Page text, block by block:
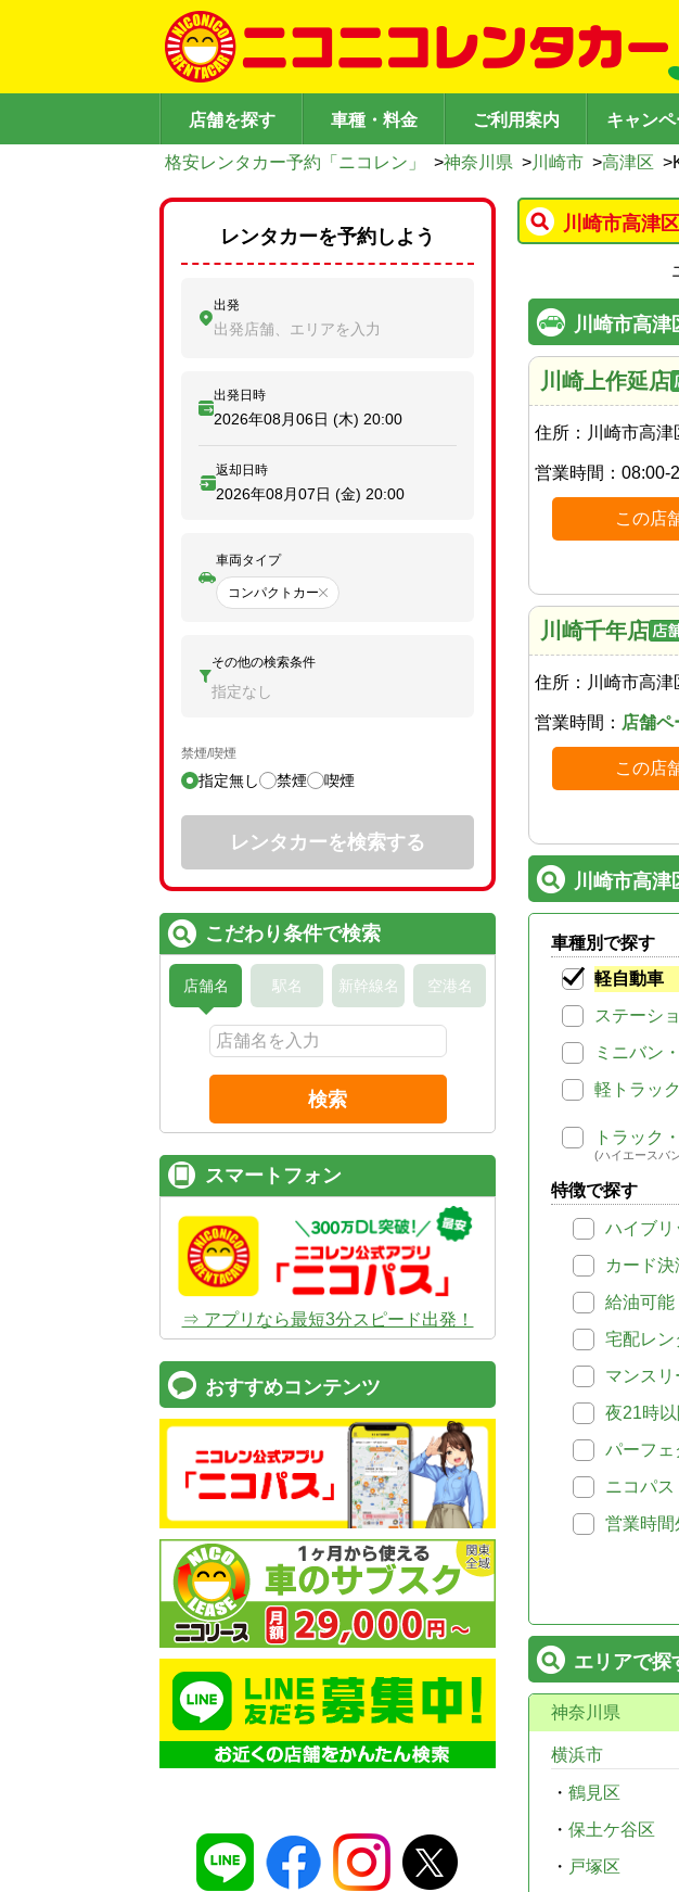
店舗を探す 車種・料金 ご利用案内 キャン
格安レンタカー予約「ニコレン」 >神奈川県 >川崎市 >高津区 >
川崎市高津
川崎市高津
川崎上作延店
住所： 川崎市高
営業時間： 08:00-
この店
川崎千年店
住所： 川崎市高
営業時間： 店舗
この店
川崎市高
車種別で探す
軽自動車
ステーシ
ミニバン
軽トラッ
トラック
(ハイエースバ
特徴で探す
ハイブリ
カード決
給油可能
宅配レン
マンス
夜21時
パーフェ
ニコパス
営業時間
エリアで探
神奈川県
横浜市
・ 鶴見区
・ 保土ケ谷区
・ 戸塚区
レンタカーを予約しよう
出発
出発店舗、エリアを入力
出発日時
2026年08月06日 (木) 20:00
返却日時
2026年08月07日 (金) 20:00
車両タイプ
コンパクトカー
その他の検索条件
指定なし
禁煙/喫煙
指定無し 禁煙 喫煙
レンタカーを検索する
こだわり条件で検索
店舗名 駅名 新幹線名 空港名
検索
スマートフォン
⇒ アプリなら最短3分スピード出発！
おすすめコンテンツ